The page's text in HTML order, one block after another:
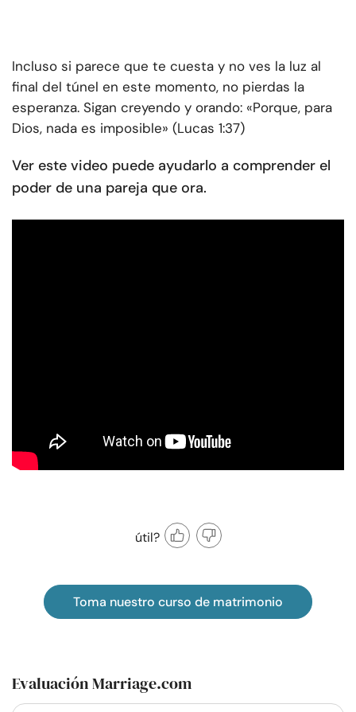
Incluso si parece que te cuesta y no ves la luz al
final del túnel en este momento, no pierdas la
esperanza. Sigan creyendo y orando: «Porque, para
Dios, nada es imposible» (Lucas 1:37)
Ver este video puede ayudarlo a comprender el
poder de una pareja que ora.
útil?
Toma nuestro curso de matrimonio
Evaluación Marriage.com